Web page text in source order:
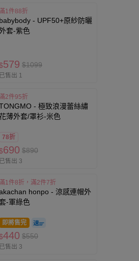
滿1件88折
babybody - UPF50+原紗防曬
套-紫色
579 $1099
已售出 1
滿2件95折
- 極致浪漫蕾絲繡
薄外套/罩衫-米色
78折
690 $890
已售出 3
滿1件8折，滿2件7折
honpo - 涼感連帽外
-軍綠色
即將售完
440 $550
已售出 3